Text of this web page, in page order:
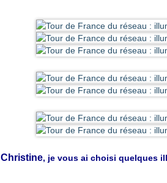
Christine, je vous ai choisi quelques